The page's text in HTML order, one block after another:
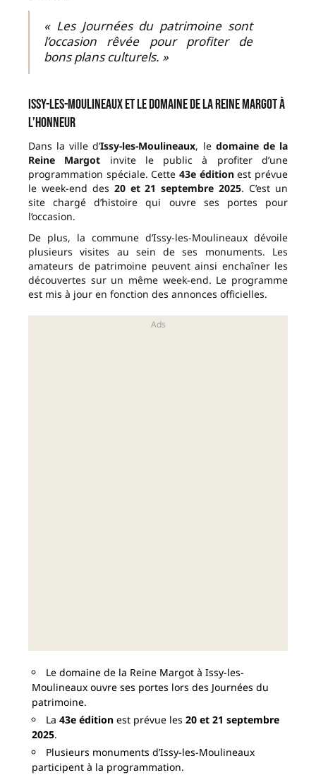
« Les Journées du patrimoine sont
l’occasion rêvée pour profiter de
bons plans culturels. »
Issy-les-Moulineaux et le domaine de la Reine Margot à
l’honneur
Dans la ville d’Issy-les-Moulineaux, le domaine de la
Reine Margot invite le public à profiter d’une
programmation spéciale. Cette 43e éditionest prévue
le week-end des 20 et 21 septembre 2025. C’est un
site chargé d’histoire qui ouvre ses portes pour
l’occasion.
De plus, la commune d’Issy-les-Moulineaux dévoile
plusieurs visites au sein de ses monuments. Les
amateurs de patrimoine peuvent ainsi enchaîner les
découvertes sur un même week-end. Le programme
est mis à jour en fonction des annonces officielles.
Le domaine de la Reine Margot à Issy-les-
Moulineaux ouvre ses portes lors des Journées du
patrimoine.
La 43e édition est prévue les 20 et 21 septembre
2025.
Plusieurs monuments d’Issy-les-Moulineaux
participent à la programmation.